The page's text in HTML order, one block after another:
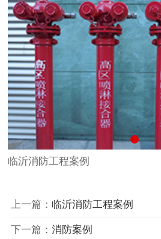
临沂消防工程案例
上一篇： 临沂消防工程案例
下一篇： 消防案例